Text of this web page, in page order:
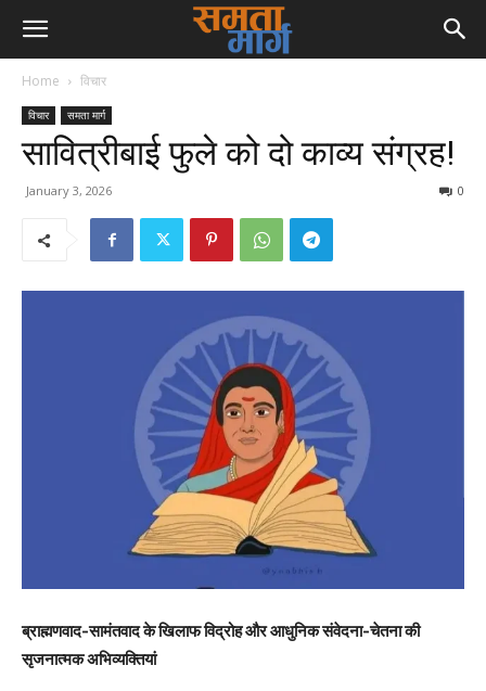
Home विचार
विचार समता मार्ग
सावित्रीबाई फुले को दो काव्य संग्रह!
January 3, 2026 0
ब्राह्मणवाद-सामंतवाद के खिलाफ विद्रोह और आधुनिक संवेदना-चेतना की
सृजनात्मक अभिव्यक्तियां